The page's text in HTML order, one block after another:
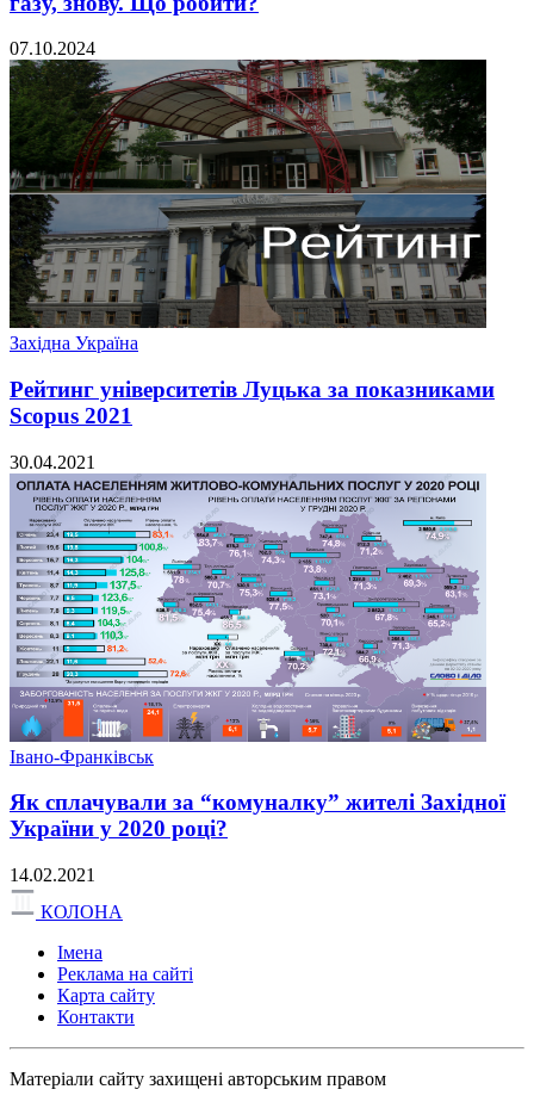
07.10.2024
Західна Україна
Рейтинг університетів Луцька за показниками
Scopus 2021
30.04.2021
Івано-Франківськ
Як сплачували за “комуналку” жителі Західної
України у 2020 році?
14.02.2021
КОЛОНА
Імена
Реклама на сайті
Карта сайту
Контакти
Матеріали сайту захищені авторським правом